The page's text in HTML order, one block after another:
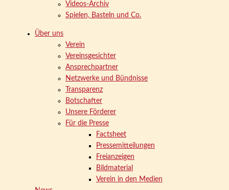
Videos-Archiv
Spielen, Basteln und Co.
Über uns
Verein
Vereinsgesichter
Ansprechpartner
Netzwerke und Bündnisse
Transparenz
Botschafter
Unsere Förderer
Für die Presse
Factsheet
Pressemitteilungen
Freianzeigen
Bildmaterial
Verein in den Medien